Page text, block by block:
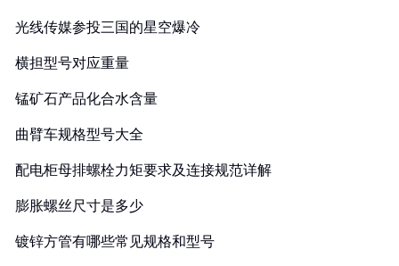
光线传媒参投三国的星空爆冷
横担型号对应重量
锰矿石产品化合水含量
曲臂车规格型号大全
配电柜母排螺栓力矩要求及连接规范详解
膨胀螺丝尺寸是多少
镀锌方管有哪些常见规格和型号